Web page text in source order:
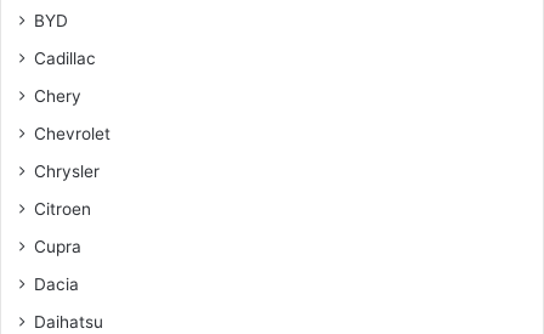
BYD
Cadillac
Chery
Chevrolet
Chrysler
Citroen
Cupra
Dacia
Daihatsu